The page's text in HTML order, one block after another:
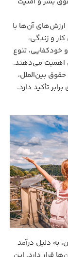
آن‌ها با
و زندگی،
خودکفایی، تنوع
اهمیت می‌دهند.
بین‌الملل،
تأکید دارد.
به دلیل درآمد